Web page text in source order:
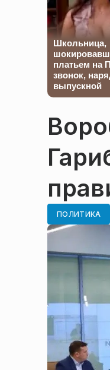
Школьница,
платьем на
звонок,
выпускной
ПОЛИТИКА